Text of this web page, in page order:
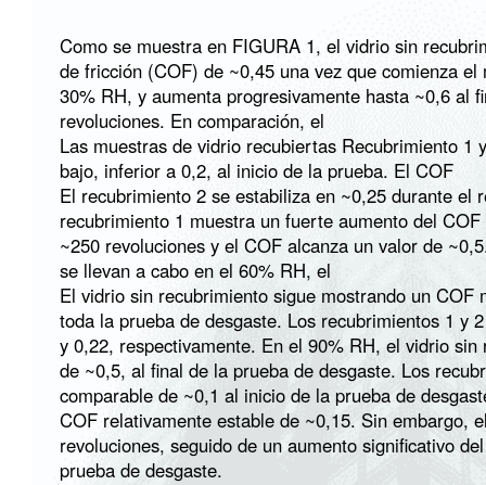
Como se muestra en FIGURA 1, el vidrio sin
de fricción (COF) de ~0,45 una vez que comienza
30% RH, y aumenta progresivamente hasta ~0,6 al
revoluciones. En comparación, el
Las muestras de vidrio recubiertas Recubrimiento 1
bajo, inferior a 0,2, al inicio de la prueba. El COF
El recubrimiento 2 se estabiliza en ~0,25 durante el
recubrimiento 1 muestra un fuerte aumento del COF
~250 revoluciones y el COF alcanza un valor de
se llevan a cabo en el 60% RH, el
El vidrio sin recubrimiento sigue mostrando un COF
toda la prueba de desgaste. Los recubrimientos 1 y
y 0,22, respectivamente. En el 90% RH, el vidrio
de ~0,5, al final de la prueba de desgaste. Los
comparable de ~0,1 al inicio de la prueba de
COF relativamente estable de ~0,15. Sin embargo,
revoluciones, seguido de un aumento significativo
prueba de desgaste.